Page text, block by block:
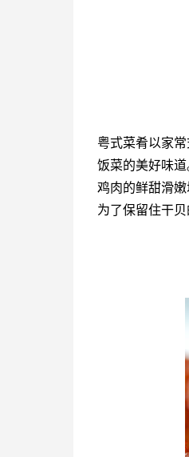
粤式菜肴以家
饭菜的美好味
鸡肉的鲜甜滑
为了保留住干